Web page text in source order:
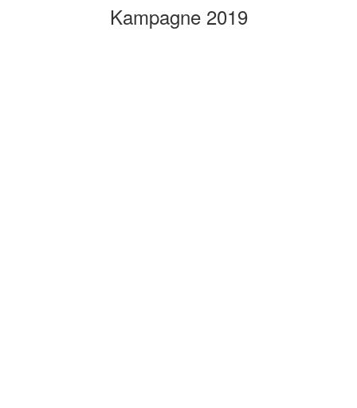
Kampagne 2019